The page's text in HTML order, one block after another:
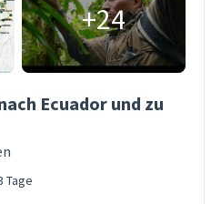
+24
Ecuador und zu
Tage